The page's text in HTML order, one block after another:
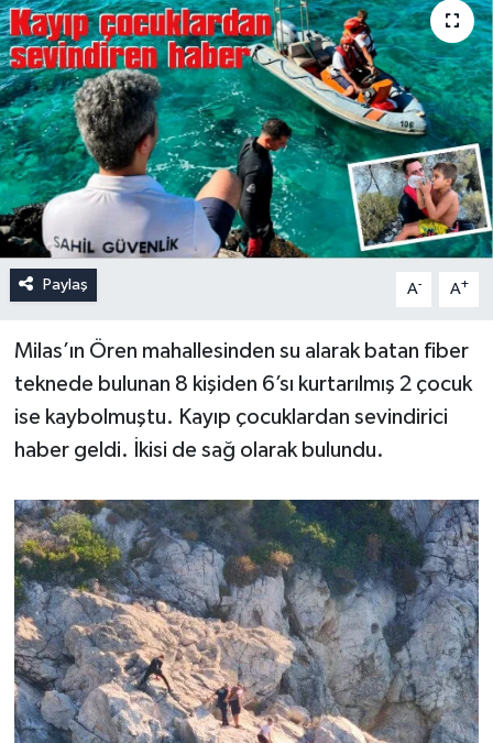
Paylaş A- A+
Milas’ın Ören mahallesinden su alarak batan fiber
teknede bulunan 8 kişiden 6’sı kurtarılmış 2 çocuk
ise kaybolmuştu. Kayıp çocuklardan sevindirici
haber geldi. İkisi de sağ olarak bulundu.